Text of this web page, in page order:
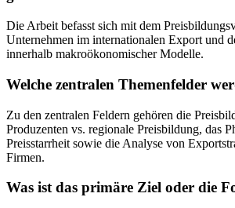
Die Arbeit befasst sich mit dem
Unternehmen im internationalen Export und
innerhalb makroökonomischer Modelle.
Welche zentralen Themenfelder
Zu den zentralen Feldern gehören die
Produzenten vs. regionale Preisbildung, das
Preisstarrheit sowie die Analyse von
Firmen.
Was ist das primäre Ziel oder die